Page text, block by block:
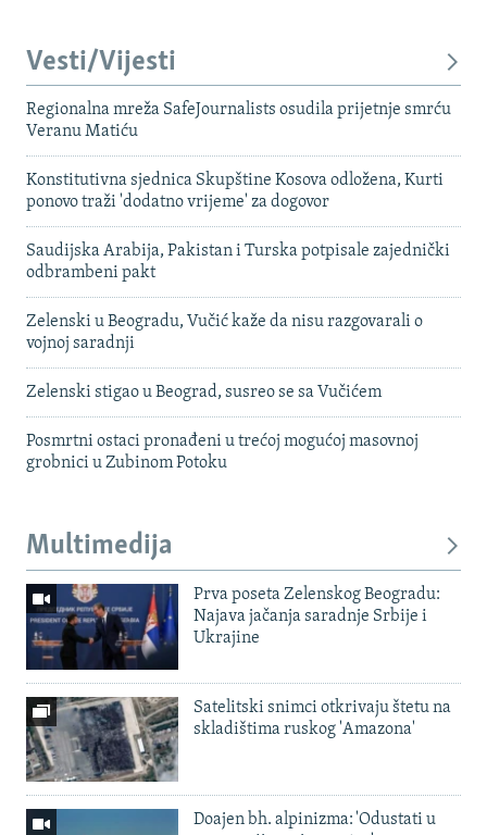
Vesti/Vijesti
Regionalna mreža SafeJournalists osudila prijetnje smrću
Veranu Matiću
Konstitutivna sjednica Skupštine Kosova odložena, Kurti
ponovo traži 'dodatno vrijeme' za dogovor
Saudijska Arabija, Pakistan i Turska potpisale zajednički
odbrambeni pakt
Zelenski u Beogradu, Vučić kaže da nisu razgovarali o
vojnoj saradnji
Zelenski stigao u Beograd, susreo se sa Vučićem
Posmrtni ostaci pronađeni u trećoj mogućoj masovnoj
grobnici u Zubinom Potoku
Multimedija
Prva poseta Zelenskog Beogradu:
Najava jačanja saradnje Srbije i
Ukrajine
Satelitski snimci otkrivaju štetu na
skladištima ruskog 'Amazona'
Doajen bh. alpinizma: 'Odustati u